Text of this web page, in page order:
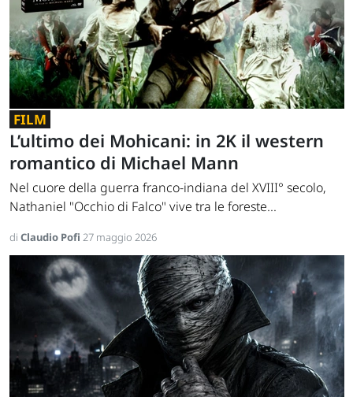
FILM
L’ultimo dei Mohicani: in 2K il western
romantico di Michael Mann
Nel cuore della guerra franco-indiana del XVIII° secolo,
Nathaniel "Occhio di Falco" vive tra le foreste...
di Claudio Pofi 27 maggio 2026